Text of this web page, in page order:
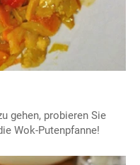
gehen, probieren Sie
Wok-Putenpfanne!